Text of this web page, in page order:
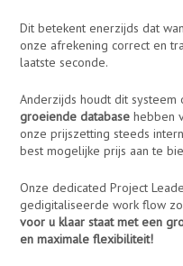
Dit betekent enerzijds dat
onze afrekening correct en
laatste seconde.
Anderzijds houdt dit systeem
groeiende database hebben
onze prijszetting steeds
best mogelijke prijs aan te
Onze dedicated Project
gedigitaliseerde work flow
voor u klaar staat met een
en maximale flexibiliteit!